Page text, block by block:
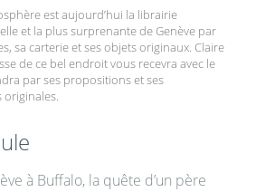
est aujourd’hui la librairie
et la plus surprenante de Genève par
sa carterie et ses objets originaux. Claire
de ce bel endroit vous recevra avec le
par ses propositions et ses
originales.
à Buffalo, la quête d’un père